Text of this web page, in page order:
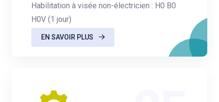
Habilitation à visée non-électricien : H0 B0
H0V (1 jour)
EN SAVOIR PLUS